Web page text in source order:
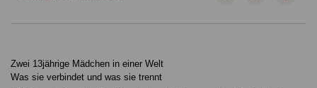
Zwei 13jährige Mädchen in einer Welt
Was sie verbindet und was sie trennt